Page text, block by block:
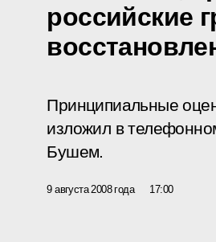
российские
Принципиальные
изложил в
Бушем.
9 августа 2008 года 17:00